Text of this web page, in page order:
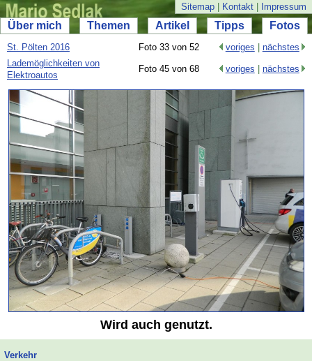
Sitemap Kontakt Impressum
Über mich Themen Artikel Tipps Fotos
St. Pölten 2016 Foto 33 von 52 voriges
nächstes
Lademöglichkeiten von
Elektroautos
Foto 45 von 68 voriges nächstes
Wird auch genutzt.
Verkehr